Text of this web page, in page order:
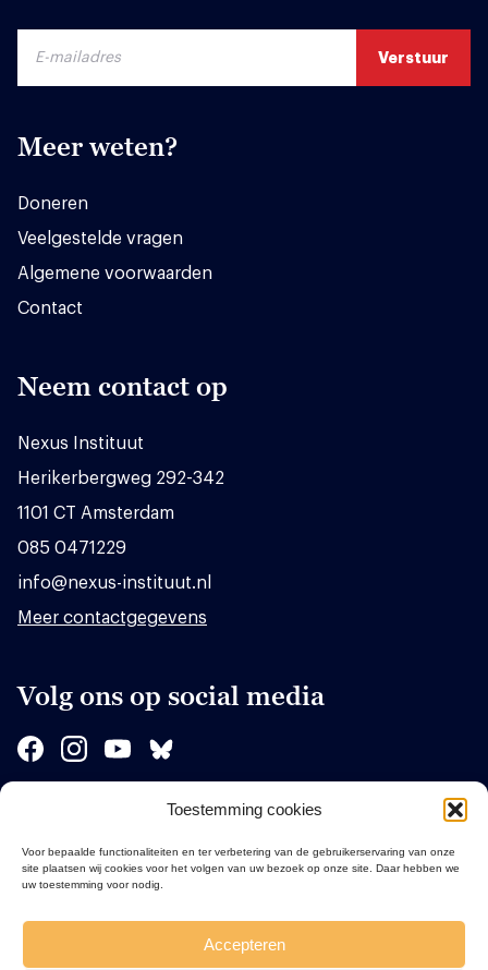
Toestemming cookies
Voor bepaalde functionaliteiten en ter verbetering van de gebruikerservaring van onze
site plaatsen wij cookies voor het volgen van uw bezoek op onze site. Daar hebben we
uw toestemming voor nodig.
Accepteren
Meer weten?
Doneren
Veelgestelde vragen
Algemene voorwaarden
Contact
Neem contact op
Nexus Instituut
Herikerbergweg 292-342
1101 CT Amsterdam
085 0471229
info@nexus-instituut.nl
Meer contactgegevens
Volg ons op social media